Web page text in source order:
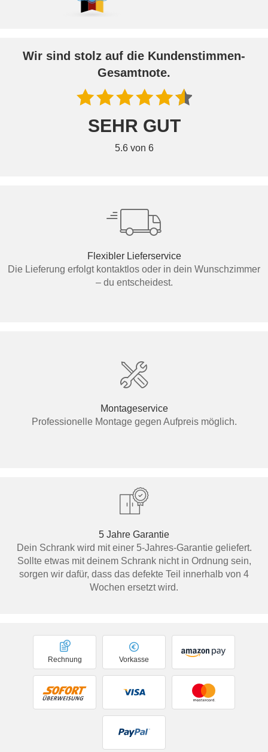
Wir sind stolz auf die Kundenstimmen-
Gesamtnote.
SEHR GUT
5.6 von 6
Flexibler Lieferservice
Die Lieferung erfolgt kontaktlos oder in dein Wunschzimmer
– du entscheidest.
Montageservice
Professionelle Montage gegen Aufpreis möglich.
5 Jahre Garantie
Dein Schrank wird mit einer 5-Jahres-Garantie geliefert.
Sollte etwas mit deinem Schrank nicht in Ordnung sein,
sorgen wir dafür, dass das defekte Teil innerhalb von 4
Wochen ersetzt wird.
Vorkasse
Rechnung